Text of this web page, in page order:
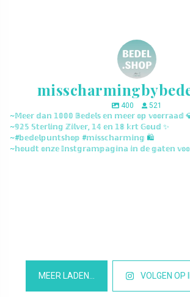
400
521
~𝕄𝕖𝕖𝕣 𝕕𝕒𝕟 𝟙𝟘𝟘𝟘 𝔹𝕖𝕕𝕖𝕝𝕤 𝕖𝕟 𝕞𝕖𝕖𝕣 𝕠𝕡 𝕧𝕠𝕠𝕣𝕣𝕒𝕒𝕕
~𝟡𝟚𝟝 𝕊𝕥𝕖𝕣𝕝𝕚𝕟𝕘 ℤ𝕚𝕝𝕧𝕖𝕣, 𝟙𝟜 𝕖𝕟 𝟙𝟠 𝕜𝕣𝕥 𝔾𝕠𝕦𝕕 ✨
~#𝕓𝕖𝕕𝕖𝕝𝕡𝕦𝕟𝕥𝕤𝕙𝕠𝕡 #𝕞𝕚𝕤𝕤𝕔𝕙𝕒𝕣𝕞𝕚𝕟𝕘 🛍️
~𝕙𝕠𝕦𝕕𝕥 𝕠𝕟𝕫𝕖 𝕀𝕟𝕤𝕥𝕘𝕣𝕒𝕞𝕡𝕒𝕘𝕚𝕟𝕒 𝕚𝕟 𝕕𝕖 𝕘𝕒𝕥𝕖𝕟
MEER LADEN… VOLGEN OP